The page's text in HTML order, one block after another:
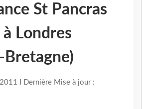
St Pancras
à Londres
Bretagne)
I Dernière Mise à jour :